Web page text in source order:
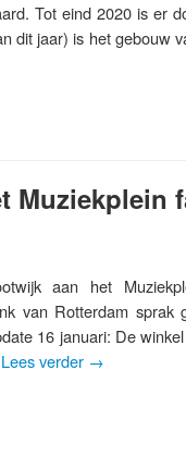
Tot eind 2020 is er
dit jaar) is het gebouw
Muziekplein
aan het
van Rotterdam sprak
16 januari: De
Lees verder →